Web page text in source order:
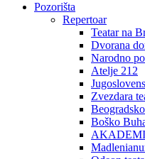
Pozorišta
Repertoar
Teatar na
Dvorana
Narodno
Atelje 212
Zvezdara
Boško